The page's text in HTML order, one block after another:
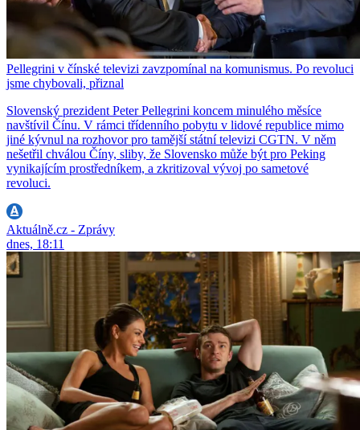
Pellegrini v čínské televizi zavzpomínal na komunismus. Po revoluci
jsme chybovali, přiznal
Slovenský prezident Peter Pellegrini koncem minulého měsíce
navštívil Čínu. V rámci třídenního pobytu v lidové republice mimo
jiné kývnul na rozhovor pro tamější státní televizi CGTN. V něm
nešetřil chválou Číny, sliby, že Slovensko může být pro Peking
vynikajícím prostředníkem, a zkritizoval vývoj po sametové
revoluci.
Aktuálně.cz - Zprávy
dnes, 18:11